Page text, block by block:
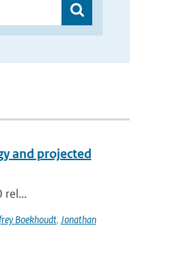
and projected
rel...
Boekhoudt, Jonathan